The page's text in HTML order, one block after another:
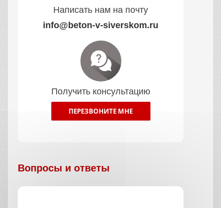
Написать нам на почту
info@beton-v-siverskom.ru
Получить консультацию
ПЕРЕЗВОНИТЕ МНЕ
Вопросы и ответы